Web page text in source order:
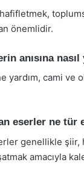
hafifletmek,
önemlidir.
anısına nasıl
yardım, cami ve
eserler ne tür
genellikle
amacıyla